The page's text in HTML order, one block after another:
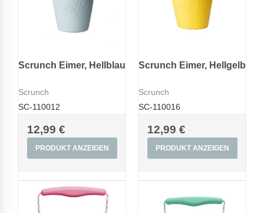
Scrunch Eimer, Hellblau
Scrunch
SC-110012
12,99 €
PRODUKT ANZEIGEN
Scrunch Eimer, Hellgelb
Scrunch
SC-110016
12,99 €
PRODUKT ANZEIGEN